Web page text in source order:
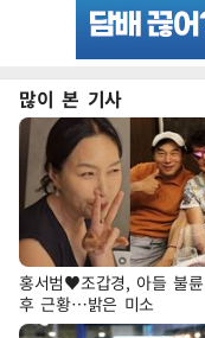
많이 본 기사
홍서범♥조갑경, 아들 불
후 근황…밝은 미소